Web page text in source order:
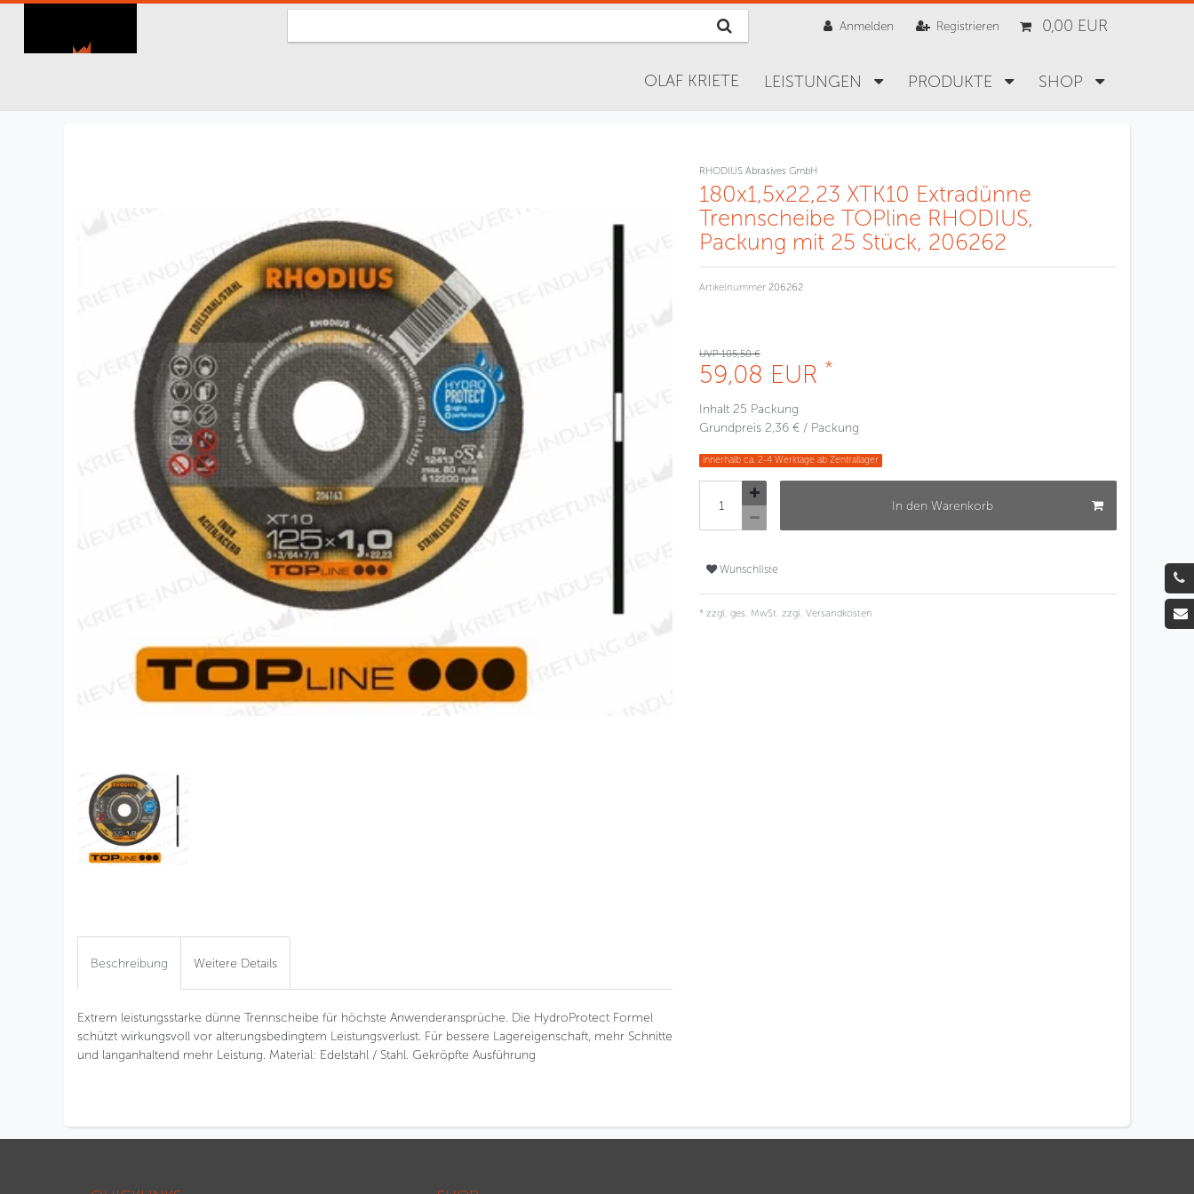
Anmelden Registrieren 0,00 EUR
OLAF KRIETE LEISTUNGEN PRODUKTE SHOP
RHODIUS Abrasives GmbH
180x1,5x22,23 XTK10 Extradünne
Trennscheibe TOPline RHODIUS,
Packung mit 25 Stück, 206262
Artikelnummer 206262
UVP 105,50 €
59,08 EUR *
Inhalt 25 Packung
Grundpreis 2,36 € / Packung
innerhalb ca. 2-4 Werktage ab Zentrallager
In den Warenkorb
Wunschliste
* zzgl. ges. MwSt. zzgl. Versandkosten
Beschreibung Weitere Details
Extrem leistungsstarke dünne Trennscheibe für höchste Anwenderansprüche. Die HydroProtect Formel
schützt wirkungsvoll vor alterungsbedingtem Leistungsverlust. Für bessere Lagereigenschaft, mehr Schnitte
und langanhaltend mehr Leistung. Material: Edelstahl / Stahl. Gekröpfte Ausführung